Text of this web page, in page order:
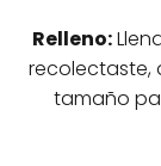
Relleno:
recolectaste,
tamaño